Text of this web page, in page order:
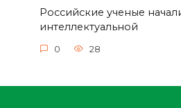
Российские ученые
интеллектуальной
0 28